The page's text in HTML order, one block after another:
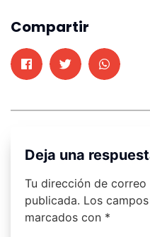
Compartir
Deja una
Tu dirección de
publicada. Los
marcados con *